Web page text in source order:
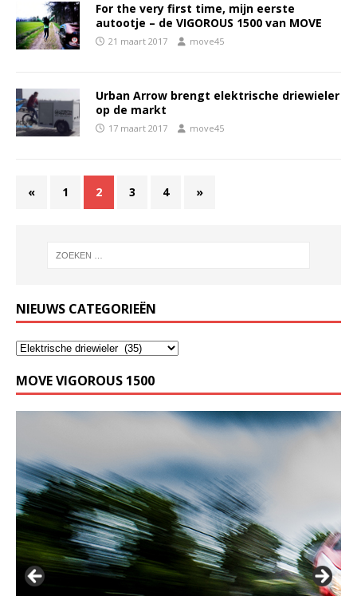
For the very first time, mijn eerste
autootje – de VIGOROUS 1500 van MOVE
21 maart 2017 move45
Urban Arrow brengt elektrische driewieler
op de markt
17 maart 2017 move45
« 1 2 3 4 »
NIEUWS CATEGORIEËN
MOVE VIGOROUS 1500